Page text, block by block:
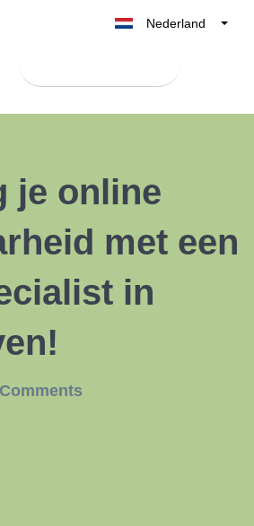
Nederland
België
España
je online
met een
in